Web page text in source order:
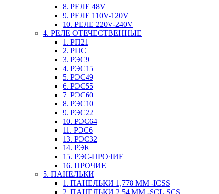
8. РЕЛЕ 48V
9. РЕЛЕ 110V-120V
10. РЕЛЕ 220V-240V
4. РЕЛЕ ОТЕЧЕСТВЕННЫЕ
1. РП21
2. РПС
3. РЭС9
4. РЭС15
5. РЭС49
6. РЭС55
7. РЭС60
8. РЭС10
9. РЭС22
10. РЭС64
11. РЭС6
13. РЭС32
14. РЭК
15. РЭС-ПРОЧИЕ
16. ПРОЧИЕ
5. ПАНЕЛЬКИ
1. ПАНЕЛЬКИ 1,778 ММ -ICSS
2. ПАНЕЛЬКИ 2,54 ММ -SCL,SCS